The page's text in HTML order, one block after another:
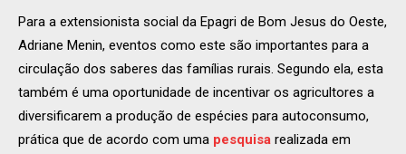
Para a extensionista social da Epagri de Bom Jesus do Oeste,
Adriane Menin, eventos como este são importantes para a
circulação dos saberes das famílias rurais. Segundo ela, esta
também é uma oportunidade de incentivar os agricultores a
diversificarem a produção de espécies para autoconsumo,
prática que de acordo com uma pesquisa realizada em